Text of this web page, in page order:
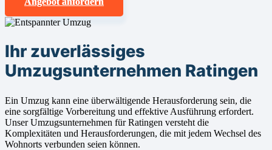
Ihr zuverlässiges
Umzugsunternehmen Ratingen
Ein Umzug kann eine überwältigende Herausforderung sein, die
eine sorgfältige Vorbereitung und effektive Ausführung erfordert.
Unser Umzugsunternehmen für Ratingen versteht die
Komplexitäten und Herausforderungen, die mit jedem Wechsel des
Wohnorts verbunden seien können.